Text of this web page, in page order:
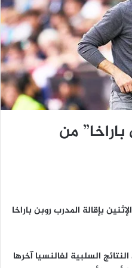
من
بإقالة المدرب روبن باراخا
السلبية لفالنسيا آخرها